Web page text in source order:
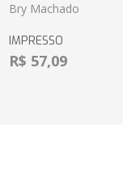
Bry Machado
IMPRESSO
R$ 57,09